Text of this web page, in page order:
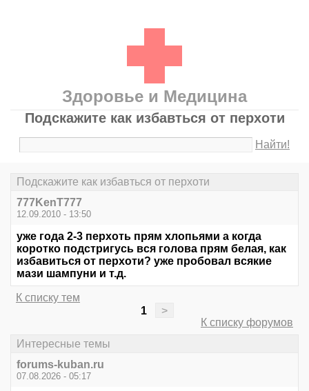
Здоровье и Медицина
Подскажите как избавться от перхоти
Найти!
Подскажите как избавться от перхоти
777KenT777
12.09.2010 - 13:50
уже года 2-3 перхоть прям хлопьями а когда
коротко подстригусь вся голова прям белая, как
избавиться от перхоти? уже пробовал всякие
мази шампуни и т.д.
К списку тем
1
>
К списку форумов
Интересные темы
forums-kuban.ru
07.08.2026 - 05:17